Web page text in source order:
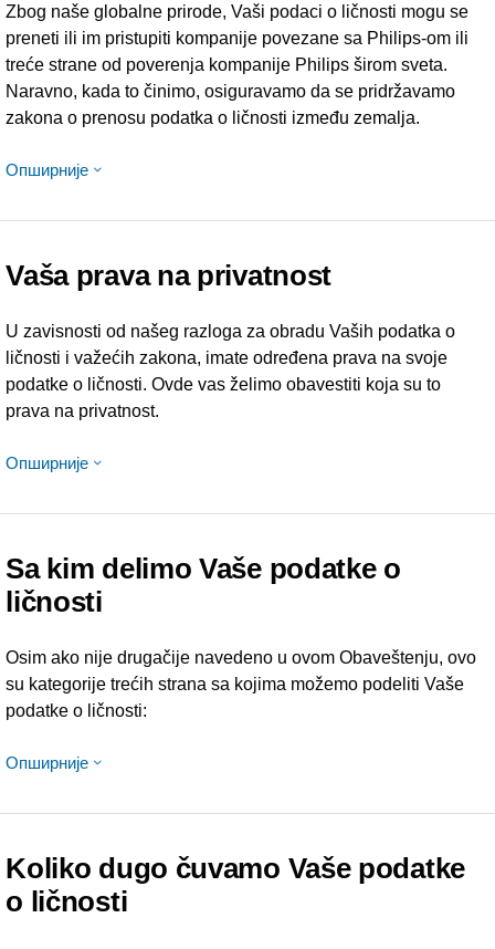
Zbog naše globalne prirode, Vaši podaci o ličnosti mogu se
preneti ili im pristupiti kompanije povezane sa Philips-om ili
treće strane od poverenja kompanije Philips širom sveta.
Naravno, kada to činimo, osiguravamo da se pridržavamo
zakona o prenosu podatka o ličnosti između zemalja.
Опширније
Vaša prava na privatnost
U zavisnosti od našeg razloga za obradu Vaših podatka o
ličnosti i važećih zakona, imate određena prava na svoje
podatke o ličnosti. Ovde vas želimo obavestiti koja su to
prava na privatnost.
Опширније
Sa kim delimo Vaše podatke o
ličnosti
Osim ako nije drugačije navedeno u ovom Obaveštenju, ovo
su kategorije trećih strana sa kojima možemo podeliti Vaše
podatke o ličnosti:
Опширније
Koliko dugo čuvamo Vaše podatke
o ličnosti